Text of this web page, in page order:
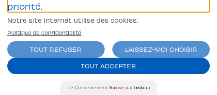
priorité.
Notre site Internet utilise des cookies.
Politique de confidentialité
TOUT REFUSER
LAISSEZ-MOI CHOISIR
TOUT ACCEPTER
Le Consentement Suisse par biskoui